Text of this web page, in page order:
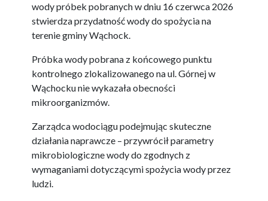
wody próbek pobranych w dniu 16 czerwca 2026
stwierdza przydatność wody do spożycia na
terenie gminy Wąchock.
Próbka wody pobrana z końcowego punktu
kontrolnego zlokalizowanego na ul. Górnej w
Wąchocku nie wykazała obecności
mikroorganizmów.
Zarządca wodociągu podejmując skuteczne
działania naprawcze – przywrócił parametry
mikrobiologiczne wody do zgodnych z
wymaganiami dotyczącymi spożycia wody przez
ludzi.